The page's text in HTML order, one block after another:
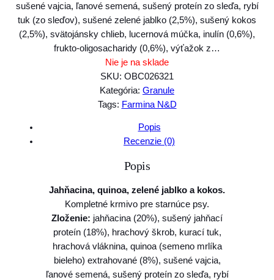
sušené vajcia, ľanové semená, sušený proteín zo sleďa, rybí
tuk (zo sleďov), sušené zelené jablko (2,5%), sušený kokos
(2,5%), svätojánsky chlieb, lucernová múčka, inulín (0,6%),
frukto-oligosacharidy (0,6%), výťažok z…
Nie je na sklade
SKU: OBC026321
Kategória: Granule
Tags: Farmina N&D
Popis
Recenzie (0)
Popis
Jahňacina, quinoa, zelené jablko a kokos.
Kompletné krmivo pre starnúce psy.
Zloženie: jahňacina (20%), sušený jahňací
proteín (18%), hrachový škrob, kurací tuk,
hrachová vláknina, quinoa (semeno mrlíka
bieleho) extrahované (8%), sušené vajcia,
ľanové semená, sušený proteín zo sleďa, rybí